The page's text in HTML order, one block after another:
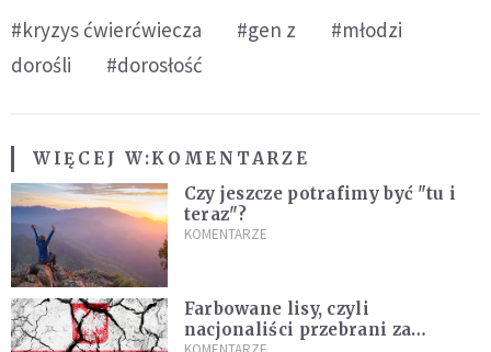
#kryzys ćwierćwiecza #gen z
#młodzi
dorośli
#dorosłość
WIĘCEJ W:KOMENTARZE
Czy jeszcze potrafimy być "tu i
teraz"?
KOMENTARZE
Farbowane lisy, czyli
nacjonaliści przebrani za